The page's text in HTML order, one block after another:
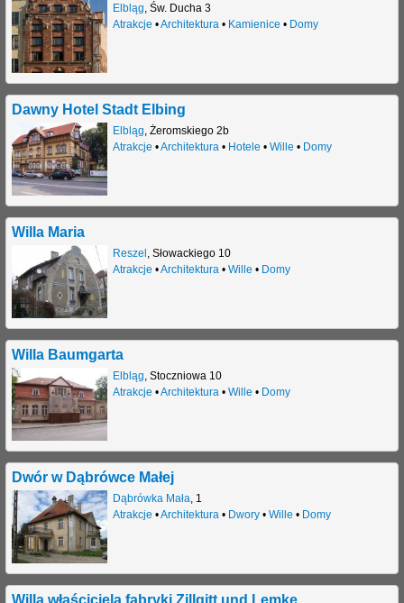
Elbląg Św. Ducha 3
Atrakcje •Architektura • Kamienice • Domy
Dawny Hotel Stadt Elbing
Elbląg Żeromskiego 2b
Atrakcje •Architektura • Hotele • Wille • Domy
Willa Maria
Reszel Słowackiego 10
Atrakcje •Architektura • Wille • Domy
Willa Baumgarta
Elbląg Stoczniowa 10
Atrakcje •Architektura • Wille • Domy
Dwór w Dąbrówce Małej
Dąbrówka Mała 1
Atrakcje •Architektura • Dwory• Wille • Domy
Willa właściciela fabryki Zillgitt und Lemke